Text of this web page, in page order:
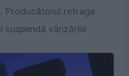
Producătorul retrage
suspendă vânzările